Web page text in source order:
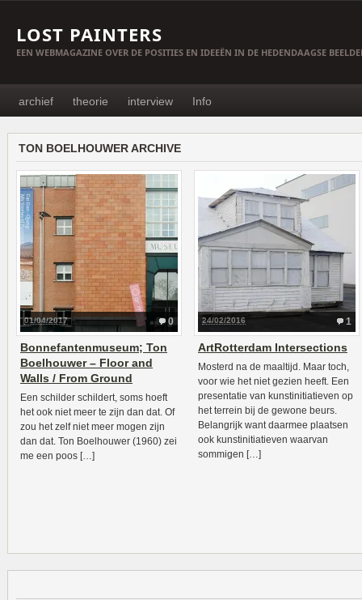
LOST PAINTERS
EEN WEBMAGAZINE OVER DE POSITIES EN IDEEËN IN DE HEDENDAAGSE
archief theorie interview Info
TON BOELHOUWER ARCHIVE
0
01/04/2017
Bonnefantenmuseum; Ton
Boelhouwer – Floor and
Walls / From Ground
Een schilder schildert, soms hoeft
het ook niet meer te zijn dan dat. Of
zou het zelf niet meer mogen zijn
dan dat. Ton Boelhouwer (1960) zei
me een poos […]
1
24/02/2016
ArtRotterdam Intersections
Mosterd na de maaltijd. Maar toch,
voor wie het niet gezien heeft. Een
presentatie van kunstinitiatieven op
het terrein bij de gewone beurs.
Belangrijk want daarmee plaatsen
ook kunstinitiatieven waarvan
sommigen […]